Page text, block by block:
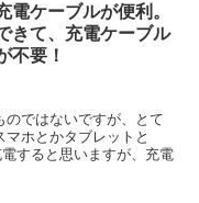
電ケーブルが便利。
きて、充電ケーブル
不要！
のではないですが、とて
ホとかタブレットと
すると思いますが、充電